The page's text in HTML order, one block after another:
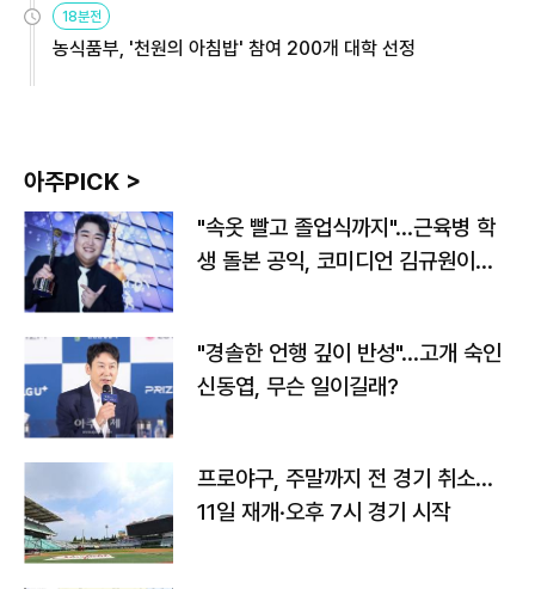
18분전
농식품부, '천원의 아침밥' 참여 200개 대학 선정
아주PICK >
"속옷 빨고 졸업식까지"…근육병 학
생 돌본 공익, 코미디언 김규원이었
"경솔한 언행 깊이 반성"…고개 숙인
신동엽, 무슨 일이길래?
프로야구, 주말까지 전 경기 취소…
11일 재개·오후 7시 경기 시작